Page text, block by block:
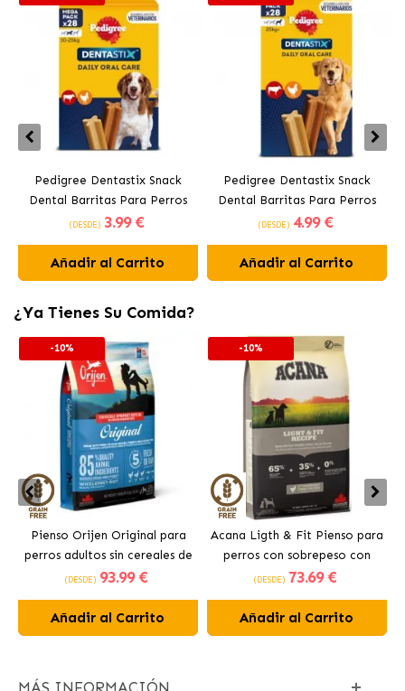
Pedigree Dentastix Snack
Dental Barritas Para Perros
Medianos 10-25 kg
(DESDE) 3.99 €
Añadir al Carrito
Pedigree Dentastix Snack
Dental Barritas Para Perros
Grandes +25 kg
(DESDE) 4.99 €
Añadir al Carrito
¿Ya Tienes Su Comida?
-10%
Pienso Orijen Original para
perros adultos sin cereales de
pollo
(DESDE) 93.99 €
Añadir al Carrito
-10%
Acana Ligth & Fit Pienso para
perros con sobrepeso con
pollo fresco
(DESDE) 73.69 €
Añadir al Carrito
MÁS INFORMACIÓN